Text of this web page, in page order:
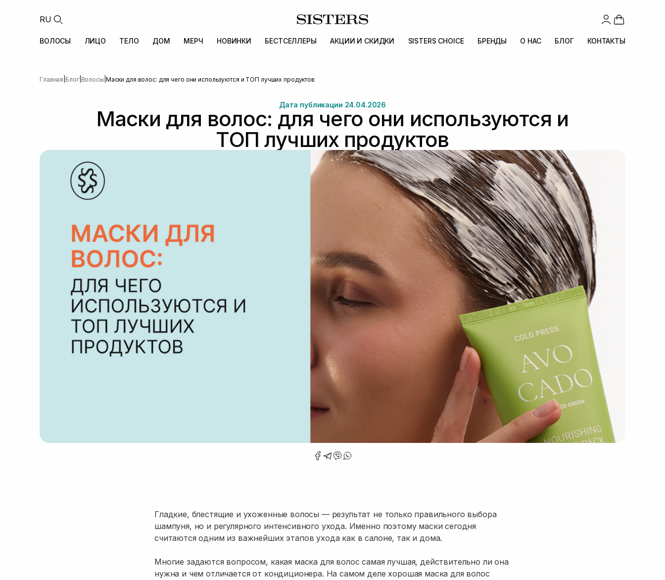
RU
ВОЛОСЫ ЛИЦО ТЕЛО ДОМ МЕРЧ НОВИНКИ БЕСТСЕЛЛЕРЫ АКЦИИ И СКИДКИ SISTERS CHOICE БРЕНДЫ О НАС БЛОГ КОНТАКТЫ
Главная Блог| Волосы Маски для волос: для чего они используются и ТОП лучших продуктов
Дата публикации 24.04.2026
Маски для волос: для чего они используются и
ТОП лучших продуктов
Гладкие, блестящие и ухоженные волосы — результат не только правильного выбора
шампуня, но и регулярного интенсивного ухода. Именно поэтому маски сегодня
считаются одним из важнейших этапов ухода как в салоне, так и дома.
Многие задаются вопросом, какая маска для волос самая лучшая, действительно ли она
нужна и чем отличается от кондиционера. На самом деле хорошая маска для волос